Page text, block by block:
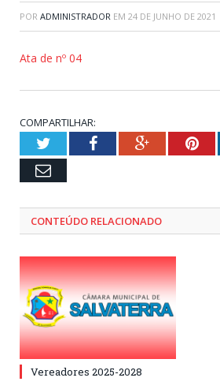
POR ADMINISTRADOR EM 24 DE JUNHO DE 2021
Ata de nº 04
COMPARTILHAR:
TwitterFacebookGoogle+
Email
CONTEÚDO RELACIONADO
Vereadores 2025-2028